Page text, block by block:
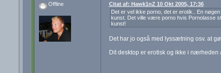
Offline
Citat af: Hawk1nZ 10 Okt 2005, 17:36
Det er vel ikke porno, det er erotik.. En
kunst. Det ville være porno hvis Pornolasse
kunst!
Det har jo også med lyssætning osv. at
Dit desktop er erotisk og ikke i nærheden